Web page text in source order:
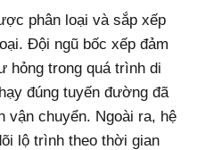
phân loại và sắp xếp
Đội ngũ bốc xếp đảm
hỏng trong quá trình di
đúng tuyến đường đã
vận chuyển. Ngoài ra, hệ
lộ trình theo thời gian